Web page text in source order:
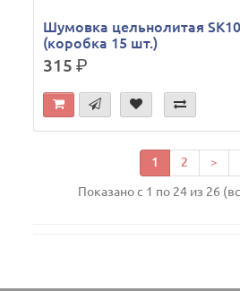
Шумовка цельнолитая
(коробка 15 шт.)
315р.
1 2 >
Показано с 1 по 24 из 26